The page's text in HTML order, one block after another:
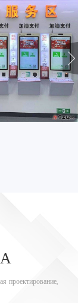
проектирование,